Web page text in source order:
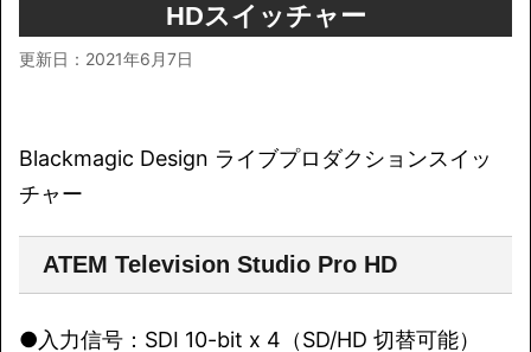
HDスイッチャー
更新日： 2021年6月7日
Blackmagic Design ライブプロダクションスイッ
チャー
ATEM Television Studio Pro HD
●入力信号：SDI 10-bit x 4（SD/HD 切替可能）